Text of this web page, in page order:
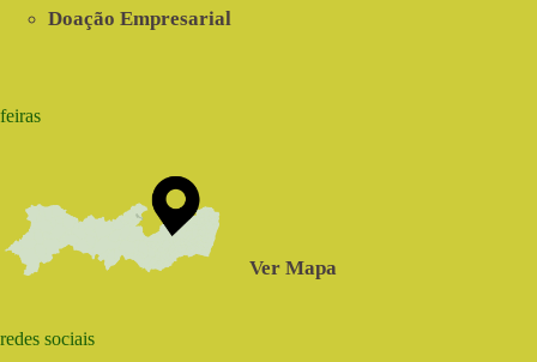
Doação Empresarial
feiras
Ver Mapa
redes sociais